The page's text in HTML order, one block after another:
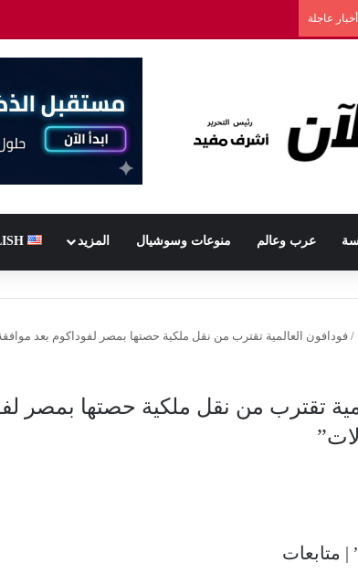
أخبار عاجلة
عرب وعالم منوعات وسوشيال المزيد
/ فودافون العالمية تقترب من نقل ملكية حصتها بمصر لفوداكوم بعد
تقترب من نقل ملكية حصتها بمصر
| متابعات